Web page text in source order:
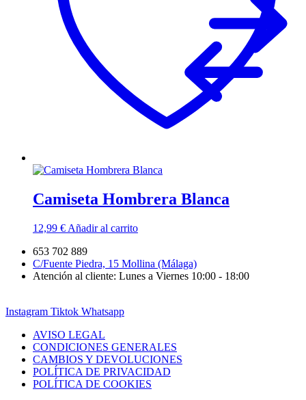
Camiseta Hombrera Blanca
12,99 € Añadir al carrito
653 702 889
C/Fuente Piedra, 15 Mollina (Málaga)
Atención al cliente: Lunes a Viernes 10:00 - 18:00
Instagram Tiktok Whatsapp
AVISO LEGAL
CONDICIONES GENERALES
CAMBIOS Y DEVOLUCIONES
POLÍTICA DE PRIVACIDAD
POLÍTICA DE COOKIES